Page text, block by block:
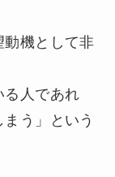
動機として非
る人であれ
う」という